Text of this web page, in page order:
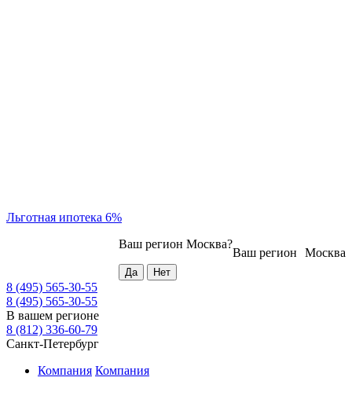
Льготная ипотека 6%
Москва
Ваш регион
Ваш регион Москва?
8 (495) 565-30-55
8 (495) 565-30-55
В вашем регионе
8 (812) 336-60-79
Санкт-Петербург
Компания Компания